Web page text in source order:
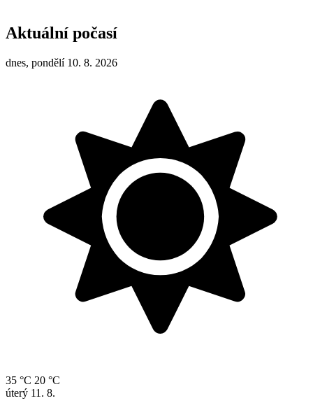
Aktuální počasí
dnes, pondělí 10. 8. 2026
35 °C 20 °C
úterý 11. 8.